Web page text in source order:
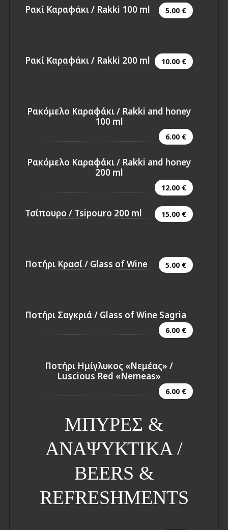
Ρακί Καραφάκι / Rakki 100 ml 5.00 €
Ρακί Καραφάκι / Rakki 200 ml 10.00 €
Ρακόμελο Καραφάκι / Rakki and honey
100 ml
6.00 €
Ρακόμελο Καραφάκι / Rakki and honey
200 ml
12.00 €
Τσίπουρο / Tsipouro 200 ml 15.00 €
Ποτήρι Κρασί / Glass of Wine 5.00 €
Ποτήρι Σαγκριά / Glass of Wine Sagria
6.00 €
Ποτήρι Ημίγλυκος «Νεμέας» /
Luscious Red «Nemeas»
6.00 €
ΜΠΥΡΕΣ &
ΑΝΑΨΥΚΤΙΚΑ /
BEERS &
REFRESHMENTS